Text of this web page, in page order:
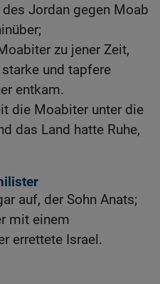
Jordan gegen Moab
zu jener Zeit,
und tapfere
entkam.
die Moabiter unter die
das Land hatte Ruhe,
auf, der Sohn Anats;
mit einem
errettete Israel.